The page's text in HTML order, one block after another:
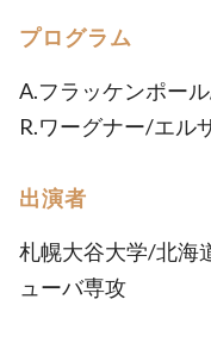
プログラム
A.フラッケンポー
R.ワーグナー/エル
出演者
札幌大谷大学/北海
ューバ専攻